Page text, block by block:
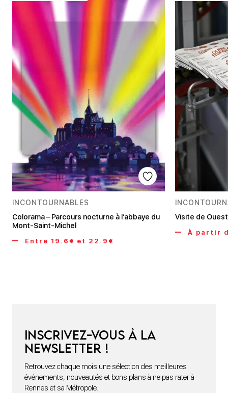
INCONTOURNABLES
Colorama – Parcours nocturne à l’abbaye du
Mont-Saint-Michel
Entre 19.6€ et 22.9€
Visite de
À partir
Inscrivez-vous à la
newsletter !
Retrouvez chaque mois une sélection des meilleures
événements, nouveautés et bons plans à ne pas rater à
Rennes et sa Métropole.